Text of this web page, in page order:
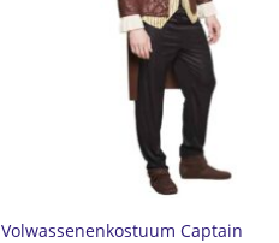
Volwassenenkostuum Captain